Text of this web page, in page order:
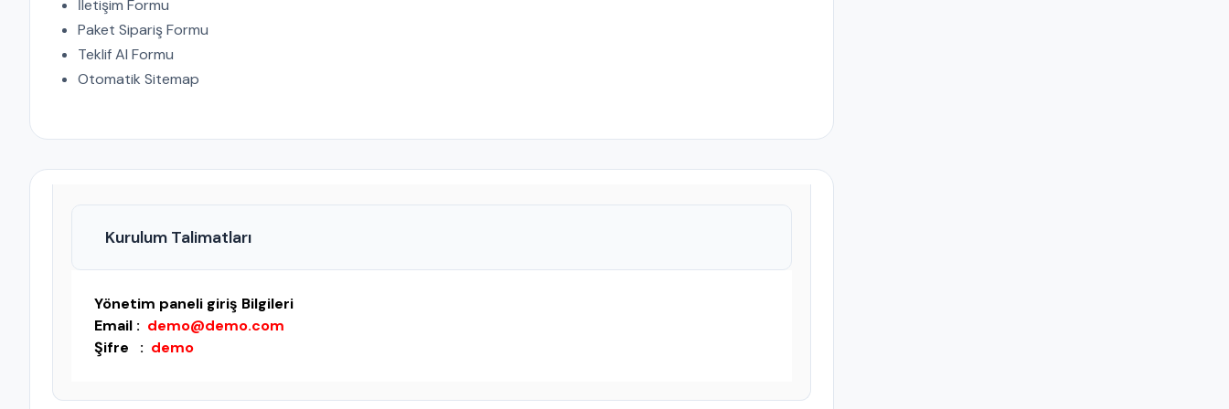
İletişim Formu
Paket Sipariş Formu
Teklif Al Formu
Otomatik Sitemap
Kurulum Talimatları
Yönetim paneli giriş Bilgileri
Email : demo@demo.com
Şifre : demo